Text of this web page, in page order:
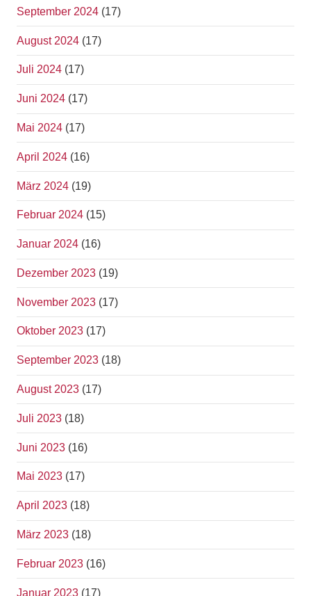
September 2024 (17)
August 2024 (17)
Juli 2024 (17)
Juni 2024 (17)
Mai 2024 (17)
April 2024 (16)
März 2024 (19)
Februar 2024 (15)
Januar 2024 (16)
Dezember 2023 (19)
November 2023 (17)
Oktober 2023 (17)
September 2023 (18)
August 2023 (17)
Juli 2023 (18)
Juni 2023 (16)
Mai 2023 (17)
April 2023 (18)
März 2023 (18)
Februar 2023 (16)
Januar 2023 (17)